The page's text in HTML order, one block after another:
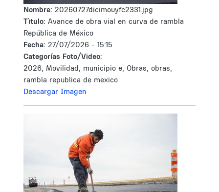
Nombre: 20260727dicimouyfc2331.jpg
Tìtulo: Avance de obra vial en curva de rambla
República de México
Fecha: 27/07/2026 - 15:15
Categorías Foto/Video:
2026, Movilidad, municipio e, Obras, obras,
rambla republica de mexico
Descargar Imagen